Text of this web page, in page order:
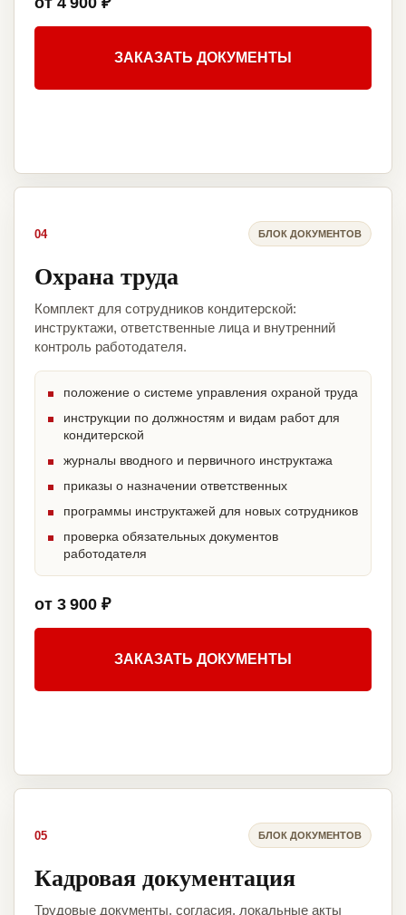
ЗАКАЗАТЬ ДОКУМЕНТЫ
04 БЛОК ДОКУМЕНТОВ
Охрана труда
Комплект для сотрудников кондитерской:
инструктажи, ответственные лица и внутренний
контроль работодателя.
положение о системе управления охраной труда
инструкции по должностям и видам работ для
кондитерской
журналы вводного и первичного инструктажа
приказы о назначении ответственных
программы инструктажей для новых сотрудников
проверка обязательных документов
работодателя
от 3 900 ₽
ЗАКАЗАТЬ ДОКУМЕНТЫ
05 БЛОК ДОКУМЕНТОВ
Кадровая документация
Трудовые документы, согласия, локальные акты